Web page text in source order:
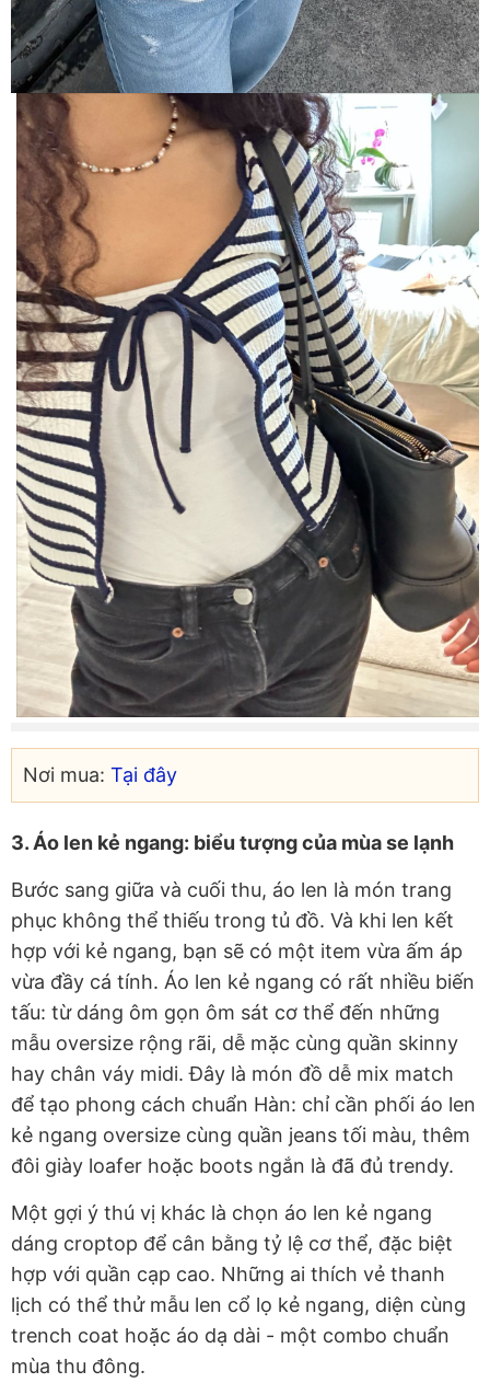
Nơi mua: Tại đây
3. Áo len kẻ ngang: biểu tượng của mùa se lạnh
Bước sang giữa và cuối thu, áo len là món trang
phục không thể thiếu trong tủ đồ. Và khi len kết
hợp với kẻ ngang, bạn sẽ có một item vừa ấm áp
vừa đầy cá tính. Áo len kẻ ngang có rất nhiều biến
tấu: từ dáng ôm gọn ôm sát cơ thể đến những
mẫu oversize rộng rãi, dễ mặc cùng quần skinny
hay chân váy midi. Đây là món đồ dễ mix match
để tạo phong cách chuẩn Hàn: chỉ cần phối áo len
kẻ ngang oversize cùng quần jeans tối màu, thêm
đôi giày loafer hoặc boots ngắn là đã đủ trendy.
Một gợi ý thú vị khác là chọn áo len kẻ ngang
dáng croptop để cân bằng tỷ lệ cơ thể, đặc biệt
hợp với quần cạp cao. Những ai thích vẻ thanh
lịch có thể thử mẫu len cổ lọ kẻ ngang, diện cùng
trench coat hoặc áo dạ dài - một combo chuẩn
mùa thu đông.